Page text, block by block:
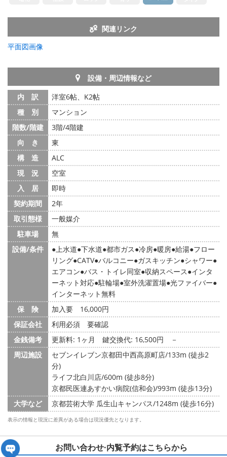
関連リンク
平面図画像
設備・周辺情報など
内 訳
洋室6帖、K2帖
種 別
マンション
階数/階建
3階/4階建
向 き
東
構 造
ALC
現 況
空室
入 居
即時
契約期間
2年
取引態様
一般媒介
駐車場
無
設備/条件
上水道 下水道 都市ガス 冷房 暖房 給湯 フロー
リング CATV バルコニー ガスキッチン シャワー
エアコン バス・トイレ同室 収納スペース インタ
ーネット対応 駐輪場 室外洗濯置場 光ファイバー
インターネット無料
保 険
加入要 16,000円
保証会社
利用必須 要確認
金銭備考
更新料: 1ヶ月 鍵交換代: 16,500円
－
周辺施設
セブンイレブン京都田中西高原町店/133m (徒歩2
分)
ライフ北白川店/600m (徒歩8分)
京都民医連あすかい病院(信和会)/993m (徒歩13分)
大学など
京都芸術大学 瓜生山キャンパス/1248m (徒歩16分)
表示の情報と現況に差異がある場合は現況優先となります。
お問い合わせ·内覧予約はこちらから